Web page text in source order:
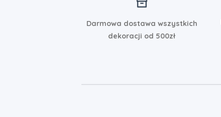
Darmowa dostawa wszystkich
dekoracji od 500zł